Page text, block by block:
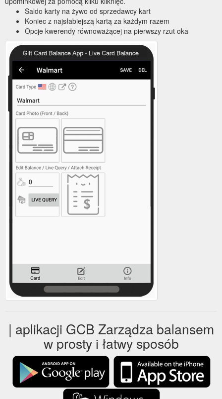
Saldo karty na żywo od sprzedawcy kart
Koniec z najsłabiejszą kartą za każdym razem
Opcje kwerendy równoważącej na pierwszy rzut oka
| aplikacji GCB Zarządza balansem
w prosty i łatwy sposób